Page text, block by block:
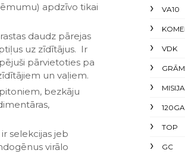
apdzīvo tikai
daudz pārejas
uz zīdītājus. Ir
pārvietoties pa
un vaļiem.
bezkāju
selekcijas jeb
virālo
VA10
VDK
TOP
GC